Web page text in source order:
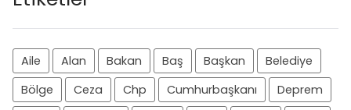
Aile Alan Bakan Baş Başkan
Belediye
Bölge
Ceza Chp Cumhurbaşkanı
Deprem